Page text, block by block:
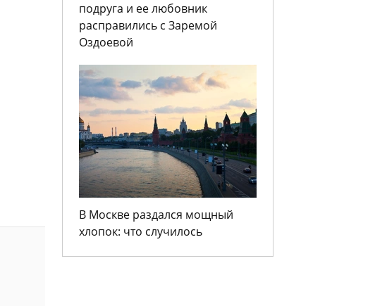
подруга и ее любовник
расправились с Заремой
Оздоевой
В Москве раздался мощный
хлопок: что случилось